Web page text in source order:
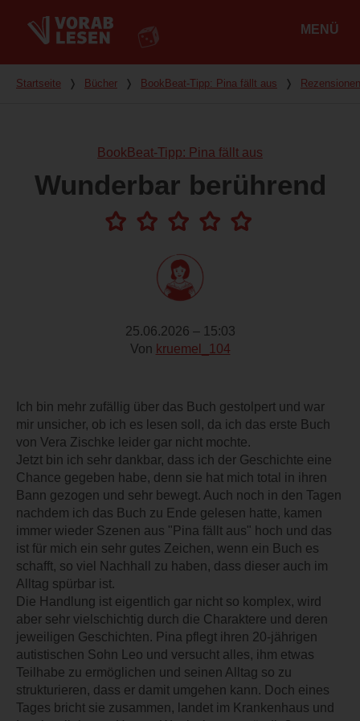
MENÜ
Du bist hier
Startseite ❭ Bücher ❭ BookBeat-Tipp: Pina fällt aus ❭ Rezensionen
BookBeat-Tipp: Pina fällt aus
Wunderbar berührend
25.06.2026 – 15:03
Von kruemel_104
Ich bin mehr zufällig über das Buch gestolpert und war
mir unsicher, ob ich es lesen soll, da ich das erste Buch
von Vera Zischke leider gar nicht mochte.
Jetzt bin ich sehr dankbar, dass ich der Geschichte eine
Chance gegeben habe, denn sie hat mich total in ihren
Bann gezogen und sehr bewegt. Auch noch in den Tagen
nachdem ich das Buch zu Ende gelesen hatte, kamen
immer wieder Szenen aus "Pina fällt aus" hoch und das
ist für mich ein sehr gutes Zeichen, wenn ein Buch es
schafft, so viel Nachhall zu haben, dass dieser auch im
Alltag spürbar ist.
Die Handlung ist eigentlich gar nicht so komplex, wird
aber sehr vielschichtig durch die Charaktere und deren
jeweiligen Geschichten. Pina pflegt ihren 20-jährigen
autistischen Sohn Leo und versucht alles, ihm etwas
Teilhabe zu ermöglichen und seinen Alltag so zu
strukturieren, dass er damit umgehen kann. Doch eines
Tages bricht sie zusammen, landet im Krankenhaus und